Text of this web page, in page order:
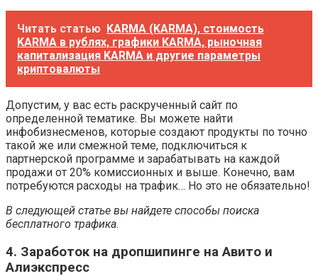
Читать статью KARMA (KARMA), стоимость
KARMA в рублях, графики KARMA, рыночная
капитализация KARMA и другие параметры
криптовалюты
Допустим, у вас есть раскрученный сайт по
определенной тематике. Вы можете найти
инфобизнесменов, которые создают продукты по точно
такой же или смежной теме, подключиться к
партнерской программе и зарабатывать на каждой
продажи от 20% комиссионных и выше. Конечно, вам
потребуются расходы на трафик… Но это не обязательно!
В следующей статье вы найдете способы поиска
бесплатного трафика.
4. Заработок на дропшипинге на Авито и
Алиэкспресс